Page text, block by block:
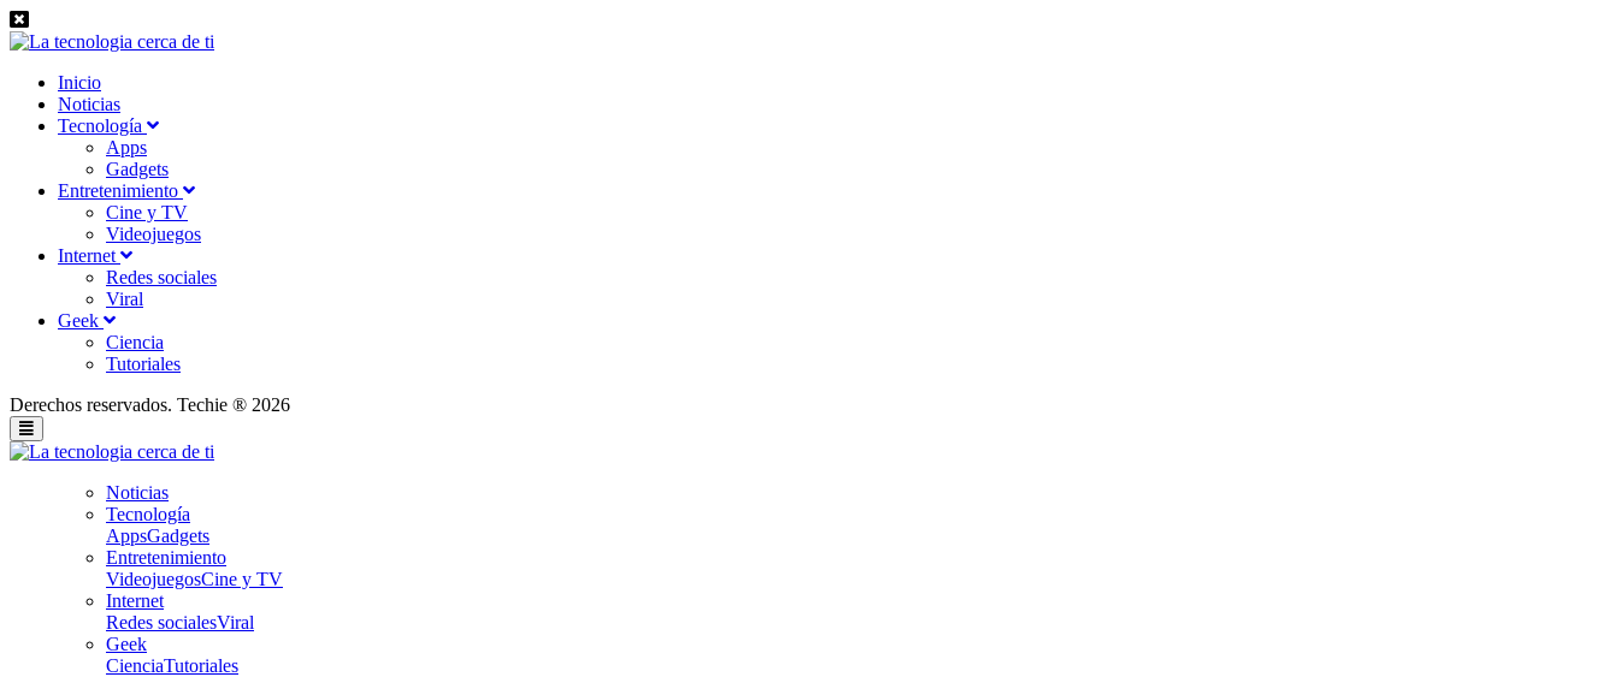
Inicio
Noticias
Tecnología
Apps
Gadgets
Entretenimiento
Cine y TV
Videojuegos
Internet
Redes sociales
Viral
Geek
Ciencia
Tutoriales
Derechos reservados. Techie ® 2026
Noticias
Tecnología
AppsGadgets
Entretenimiento
VideojuegosCine y TV
Internet
Redes socialesViral
Geek
CienciaTutoriales